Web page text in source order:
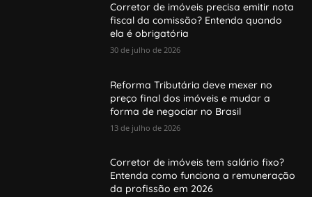
Corretor de imóveis precisa emitir nota
fiscal da comissão? Entenda quando
ela é obrigatória
30 de julho de 2026
Reforma Tributária deve mexer no
preço final dos imóveis e mudar a
forma de negociar no Brasil
13 de julho de 2026
Corretor de imóveis tem salário fixo?
Entenda como funciona a remuneração
da profissão em 2026